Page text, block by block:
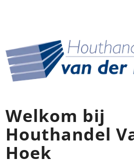
Welkom bij
Houthandel
Hoek